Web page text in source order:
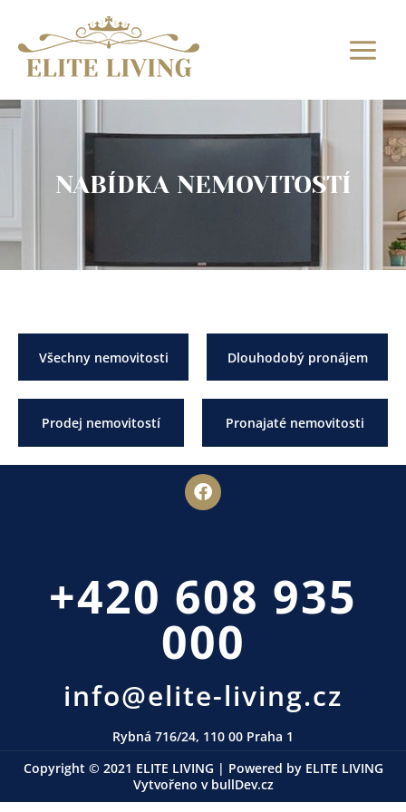
obsah
NABÍDKA NEMOVITOSTÍ
Všechny nemovitosti Dlouhodobý pronájem
Prodej nemovitostí Pronajaté nemovitosti
F
a
c
o
k
+420 608 935
000
info@elite-living.cz
Rybná 716/24, 110 00 Praha 1
Copyright © 2021 ELITE LIVING | Powered by ELITE LIVING
Vytvořeno v bullDev.cz